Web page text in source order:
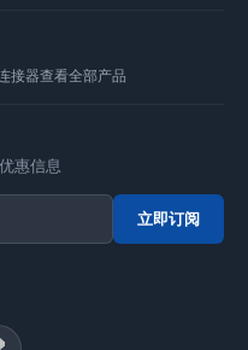
接器查看全部产品
惠信息
立即订阅